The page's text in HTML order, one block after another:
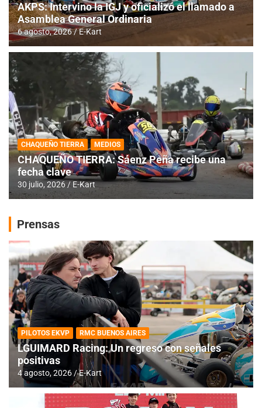
AKPS: Intervino la IGJ y oficializó el llamado a
Asamblea General Ordinaria
6 agosto, 2026 E-Kart
CHAQUEÑO TIERRA MEDIOS
CHAQUEÑO TIERRA: Sáenz Peña recibe una
fecha clave
30 julio, 2026 E-Kart
Prensas
PILOTOS EKVP RMC BUENOS AIRES
LGUIMARD Racing: Un regreso con señales
positivas
4 agosto, 2026 E-Kart